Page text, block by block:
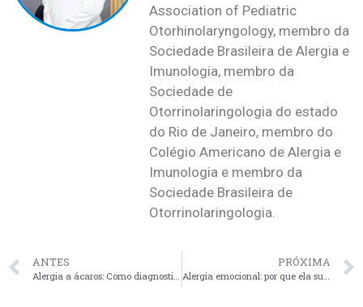
Association of Pediatric
Otorhinolaryngology, membro da
Sociedade Brasileira de Alergia e
Imunologia, membro da
Sociedade de
Otorrinolaringologia do estado
do Rio de Janeiro, membro do
Colégio Americano de Alergia e
Imunologia e membro da
Sociedade Brasileira de
Otorrinolaringologia.
ANTES PRÓXIMA